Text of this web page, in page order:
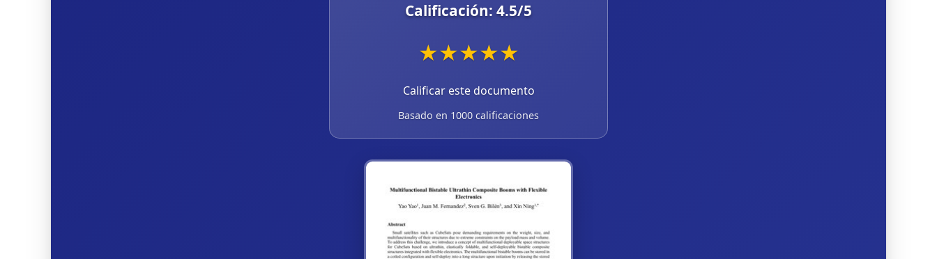
Calificación: 4.5/5
★★★★★
Calificar este documento
Basado en 1000 calificaciones